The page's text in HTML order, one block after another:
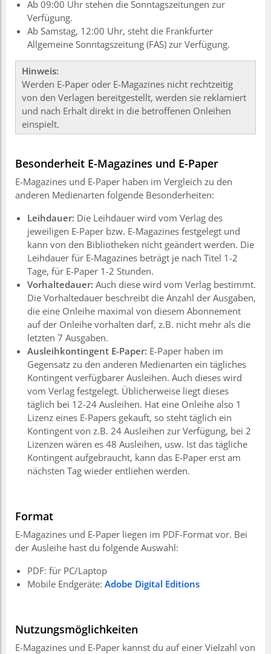
Ab 09:00 Uhr stehen die Sonntagszeitungen zur
Verfügung.
Ab Samstag, 12:00 Uhr, steht die Frankfurter
Allgemeine Sonntagszeitung (FAS) zur Verfügung.
Hinweis:
Werden E-Paper oder E-Magazines nicht rechtzeitig
von den Verlagen bereitgestellt, werden sie reklamiert
und nach Erhalt direkt in die betroffenen Onleihen
einspielt.
Besonderheit E-Magazines und E-Paper
E-Magazines und E-Paper haben im Vergleich zu den
anderen Medienarten folgende Besonderheiten:
Leihdauer: Die Leihdauer wird vom Verlag des
jeweiligen E-Paper bzw. E-Magazines festgelegt und
kann von den Bibliotheken nicht geändert werden. Die
Leihdauer für E-Magazines beträgt je nach Titel 1-2
Tage, für E-Paper 1-2 Stunden.
Vorhaltedauer: Auch diese wird vom Verlag bestimmt.
Die Vorhaltedauer beschreibt die Anzahl der Ausgaben,
die eine Onleihe maximal von diesem Abonnement
auf der Onleihe vorhalten darf, z.B. nicht mehr als die
letzten 7 Ausgaben.
Ausleihkontingent E-Paper: E-Paper haben im
Gegensatz zu den anderen Medienarten ein tägliches
Kontingent verfügbarer Ausleihen. Auch dieses wird
vom Verlag festgelegt. Üblicherweise liegt dieses
täglich bei 12-24 Ausleihen. Hat eine Onleihe also 1
Lizenz eines E-Papers gekauft, so steht täglich ein
Kontingent von z.B. 24 Ausleihen zur Verfügung, bei 2
Lizenzen wären es 48 Ausleihen, usw. Ist das tägliche
Kontingent aufgebraucht, kann das E-Paper erst am
nächsten Tag wieder entliehen werden.
Format
E-Magazines und E-Paper liegen im PDF-Format vor. Bei
der Ausleihe hast du folgende Auswahl:
PDF: für PC/Laptop
Mobile Endgeräte: Adobe Digital Editions
Nutzungsmöglichkeiten
E-Magazines und E-Paper kannst du auf einer Vielzahl von